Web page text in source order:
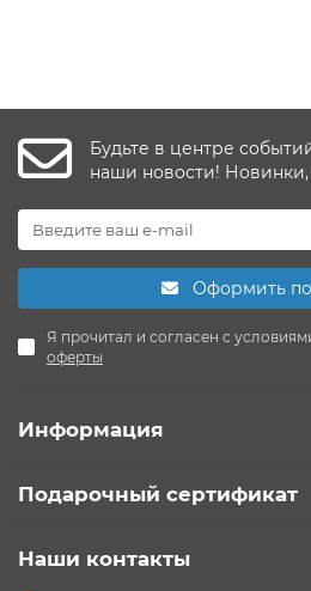
Будьте в центре
наши новости! Новинки,
Оформить
Я прочитал и согласен с
оферты
Информация
Подарочный сертификат
Наши контакты